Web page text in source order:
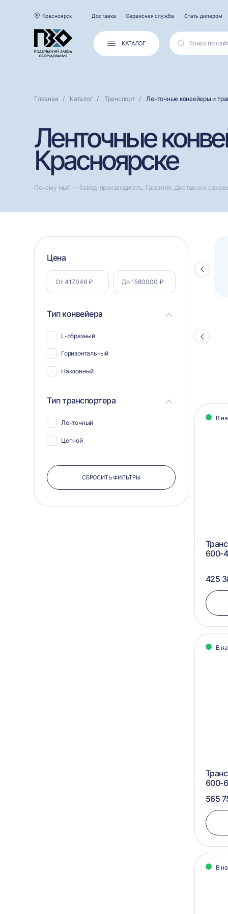
Красноярск Доставка Сервисная служба Стать дилером
КАТАЛОГ
Главная Каталог Транспорт Ленточные конвейеры и
Ленточные
Красноярске
Почему мы? — Завод-производитель. Гарантия. Доставка и
Фильтр
по
параметрам
Цена
Тип конвейера
L-образный
Горизонтальный
Наклонный
Тип транспортера
Ленточный
Цепной
СБРОСИТЬ ФИЛЬТРЫ
Стрелка
Полуавтоматический паллетоупаковщик
ПЗО BPW-2000
Стрелка
В
600-
425
В
600-
565
В